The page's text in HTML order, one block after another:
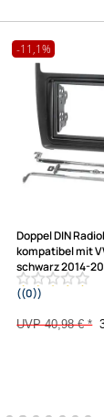
Jetzt auf
-11,1%